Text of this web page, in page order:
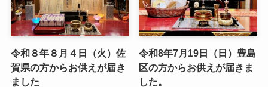
令和８年８月４日（火）佐
賀県の方からお供えが届き
ました
令和8年7月19日（日）豊島
区の方からお供えが届きま
した。